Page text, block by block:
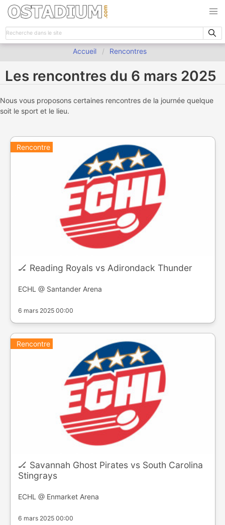
Accueil Rencontres
Les rencontres du 6 mars 2025
Nous vous proposons certaines rencontres de la journée quelque
soit le sport et le lieu.
Rencontre
🏒 Reading Royals vs Adirondack Thunder
ECHL @ Santander Arena
6 mars 2025 00:00
Rencontre
🏒 Savannah Ghost Pirates vs South Carolina
Stingrays
ECHL @ Enmarket Arena
6 mars 2025 00:00